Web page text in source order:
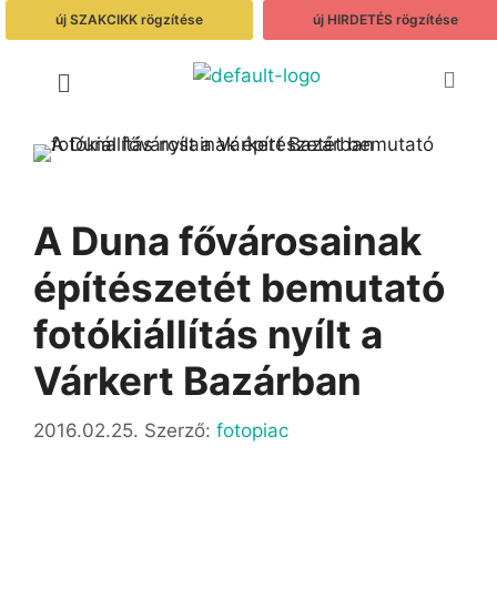
új SZAKCIKK rögzítése új HIRDETÉS rögzítése
A Duna fővárosainak
építészetét bemutató
fotókiállítás nyílt a
Várkert Bazárban
2016.02.25. Szerző: fotopiac